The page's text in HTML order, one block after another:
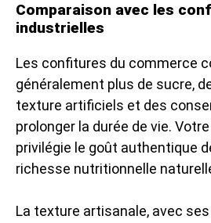
Comparaison avec les
industrielles
Les confitures du commerce
généralement plus de sucre,
texture artificiels et des
prolonger la durée de vie.
privilégie le goût authentique
richesse nutritionnelle
La texture artisanale, avec